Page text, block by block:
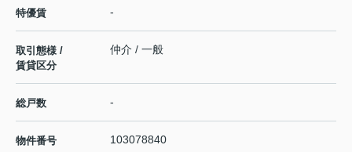
特優賃 -
取引態様 /
賃貸区分
仲介 / 一般
総戸数 -
物件番号 103078840